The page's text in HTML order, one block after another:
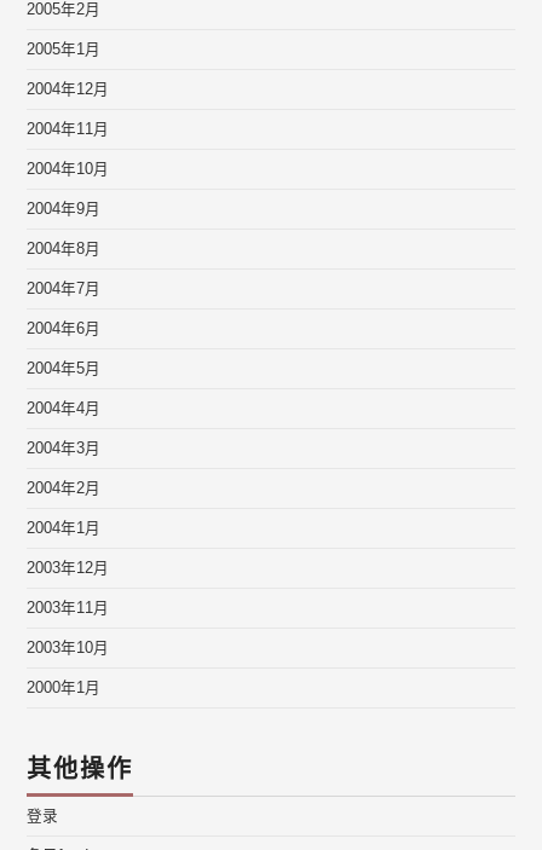
2005年2月
2005年1月
2004年12月
2004年11月
2004年10月
2004年9月
2004年8月
2004年7月
2004年6月
2004年5月
2004年4月
2004年3月
2004年2月
2004年1月
2003年12月
2003年11月
2003年10月
2000年1月
其他操作
登录